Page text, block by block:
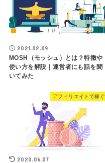
2021.02.09
MOSH（モッシュ）とは？特徴や
使い方を解説｜運営者にも話を聞
いてみた
アフィリエイトで稼ぐ
2020.06.07